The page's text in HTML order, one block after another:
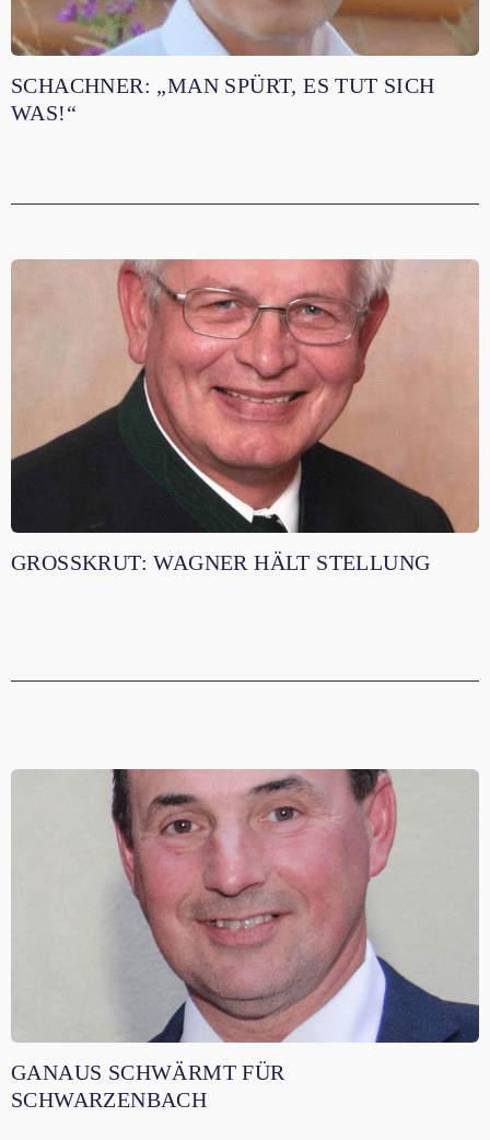
SCHACHNER: „MAN SPÜRT, ES TUT SICH
WAS!“
GROSSKRUT: WAGNER HÄLT STELLUNG
GANAUS SCHWÄRMT FÜR
SCHWARZENBACH